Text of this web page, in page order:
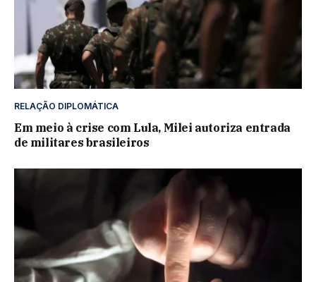
RELAÇÃO DIPLOMÁTICA
Em meio à crise com Lula, Milei autoriza entrada
de militares brasileiros